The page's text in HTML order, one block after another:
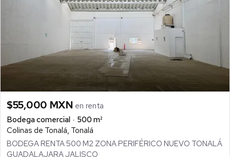
$55,000 MXN en renta
Bodega comercial
500 m²
Colinas de Tonalá, Tonalá
BODEGA RENTA 500 M2 ZONA PERIFÉRICO NUEVO TONALÁ
GUADALAJARA JALISCO